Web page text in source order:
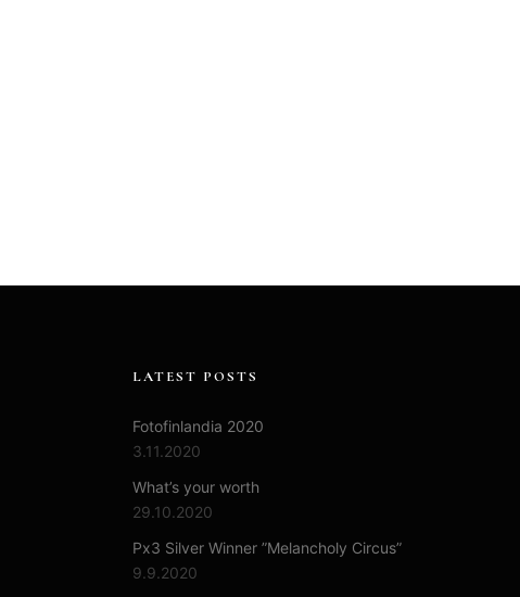
LATEST POSTS
Fotofinlandia 2020
3.11.2020
What’s your worth
29.10.2020
Px3 Silver Winner ”Melancholy Circus”
9.9.2020